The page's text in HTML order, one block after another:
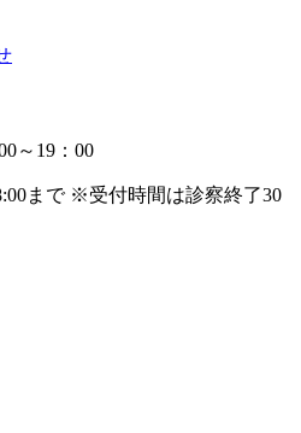
～19：00
まで ※受付時間は診察終了30